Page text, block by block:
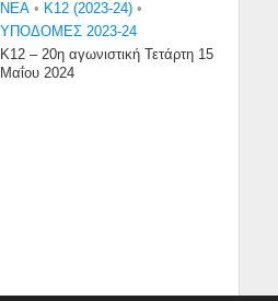
NEA • Κ12 (2023-24) •
ΥΠΟΔΟΜΕΣ 2023-24
Κ12 – 20η αγωνιστική Τετάρτη 15
Μαΐου 2024